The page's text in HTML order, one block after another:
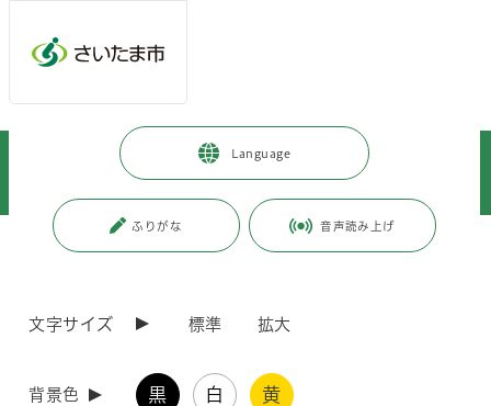
Language
ふりがな 音声読み上げ
文字サイズ 標準 拡大
背景色 黒 白 黄
暮らし・手続き > まちづくり・交通
都市局まちづくり広報誌「korekara」WEBサイト
各号の紹介
更新日付：2020年10月5日 / ページ番号：C035514